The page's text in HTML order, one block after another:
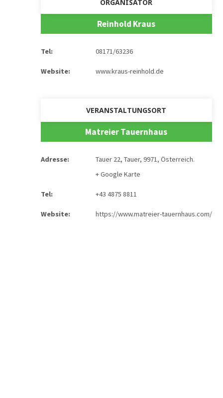
ORGANISATOR
Reinhold Kraus
Tel: 08171/63236
Website: www.kraus-reinhold.de
VERANSTALTUNGSORT
Matreier Tauernhaus
Adresse: Tauer 22, Tauer, 9971, Österreich.
+ Google Karte
Tel: +43 4875 8811
Website: https://www.matreier-tauernhaus.com/